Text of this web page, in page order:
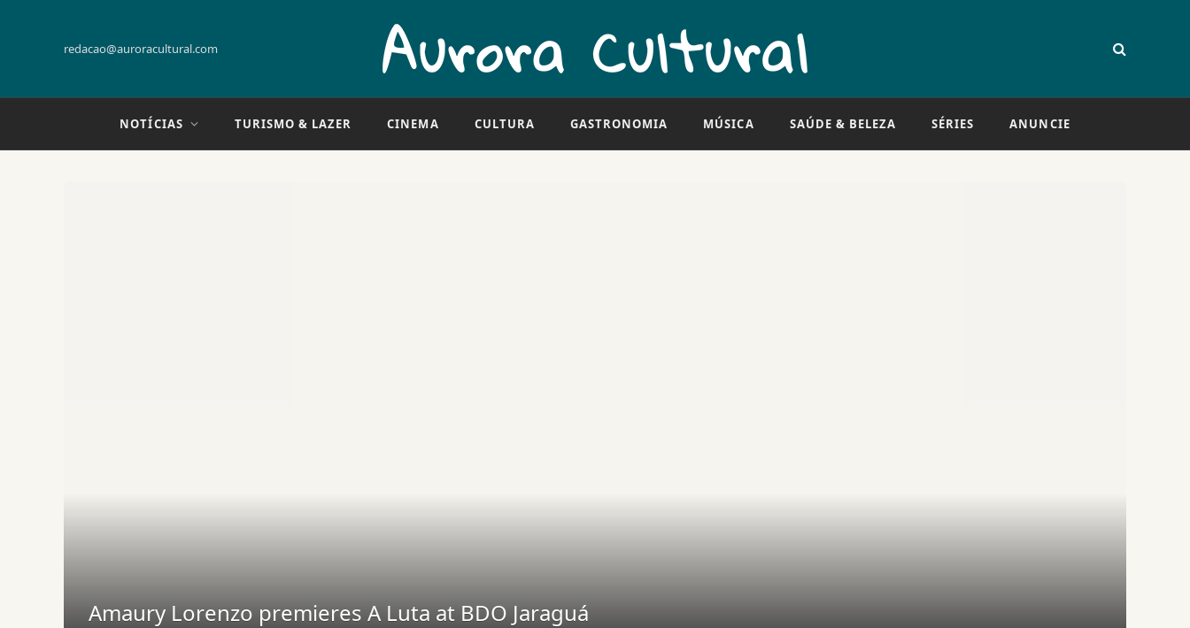
redacao@auroracultural.com
NOTÍCIAS TURISMO & LAZER CINEMA CULTURA GASTRONOMIA MÚSICA SAÚDE & BELEZA SÉRIES ANUNCIE
Amaury Lorenzo premieres A Luta at BDO Jaraguá